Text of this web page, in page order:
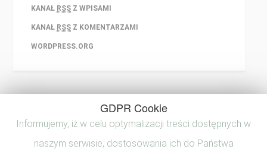
KANAŁ RSS Z WPISAMI
KANAŁ RSS Z KOMENTARZAMI
WORDPRESS.ORG
GDPR Cookie
Informujemy, iż w celu optymalizacji treści dostępnych w
naszym serwisie, dostosowania ich do Państwa